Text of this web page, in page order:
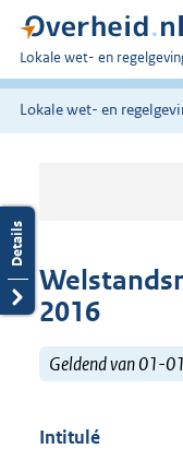
U
bent
hier:
Lokale wet- en
Lokale wet- en
2016
Geldend van 01-
Intitulé